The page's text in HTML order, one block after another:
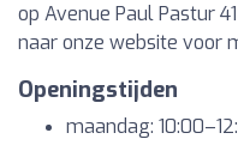
op Avenue Paul Pastur
naar onze website voor
Openingstijden
maandag: